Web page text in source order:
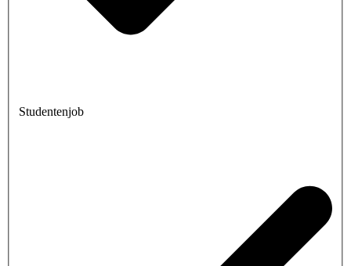
Studentenjob